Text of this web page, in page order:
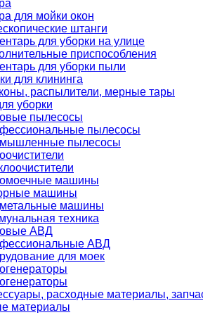
для мойки окон
штанги
для уборки на улице
приспособления
для уборки пыли
для клининга
распылители, мерные тары
уборки
пылесосы
пылесосы
пылесосы
машины
машины
машины
техника
АВД
АВД
для моек
расходные материалы,
материалы